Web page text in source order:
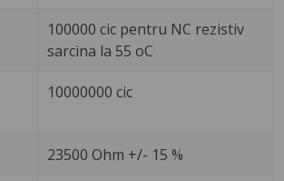
100000 cic pentru NC rezistiv
sarcina la 55 oC
10000000 cic
23500 Ohm +/- 15 %